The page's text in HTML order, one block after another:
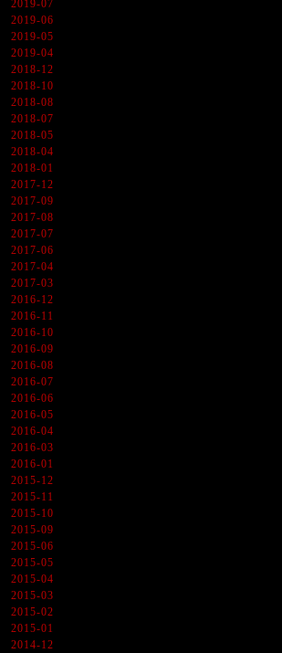
2019-07
2019-06
2019-05
2019-04
2018-12
2018-10
2018-08
2018-07
2018-05
2018-04
2018-01
2017-12
2017-09
2017-08
2017-07
2017-06
2017-04
2017-03
2016-12
2016-11
2016-10
2016-09
2016-08
2016-07
2016-06
2016-05
2016-04
2016-03
2016-01
2015-12
2015-11
2015-10
2015-09
2015-06
2015-05
2015-04
2015-03
2015-02
2015-01
2014-12